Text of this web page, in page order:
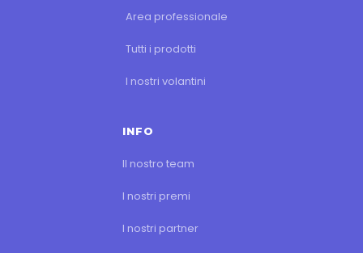
Area professionale
Tutti i prodotti
I nostri volantini
INFO
Il nostro team
I nostri premi
I nostri partner